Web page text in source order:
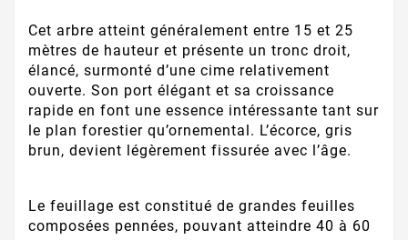
Cet arbre atteint généralement entre 15 et 25
mètres de hauteur et présente un tronc droit,
élancé, surmonté d’une cime relativement
ouverte. Son port élégant et sa croissance
rapide en font une essence intéressante tant sur
le plan forestier qu’ornemental. L’écorce, gris
brun, devient légèrement fissurée avec l’âge.
Le feuillage est constitué de grandes feuilles
composées pennées, pouvant atteindre 40 à 60